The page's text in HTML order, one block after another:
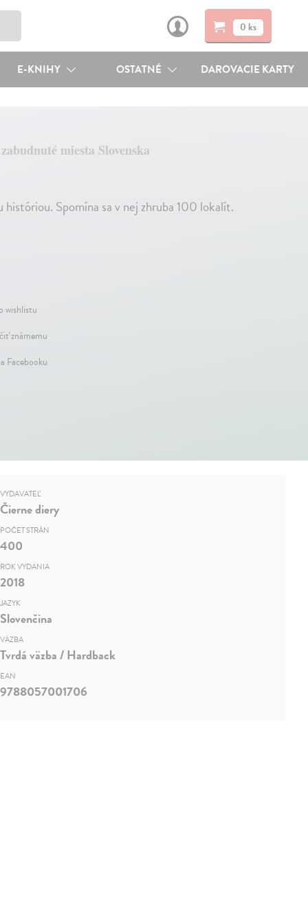
0 ks
E-KNIHY OSTATNÉ DAROVACIE KARTY
miesta Slovenska
Spomína sa v nej zhruba 100 lokalít.
wishlistu
známemu
Facebooku
VYDAVATEĽ
Čierne diery
POČET STRÁN
400
ROK VYDANIA
2018
JAZYK
Slovenčina
VÄZBA
Tvrdá väzba / Hardback
EAN
9788057001706